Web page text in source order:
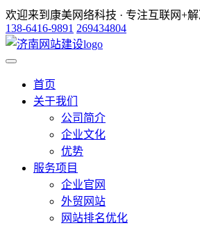
欢迎来到康美网络科技 · 专注互联网+
138-6416-9891 269434804
首页
关于我们
公司简介
企业文化
优势
服务项目
企业官网
外贸网站
网站排名优化